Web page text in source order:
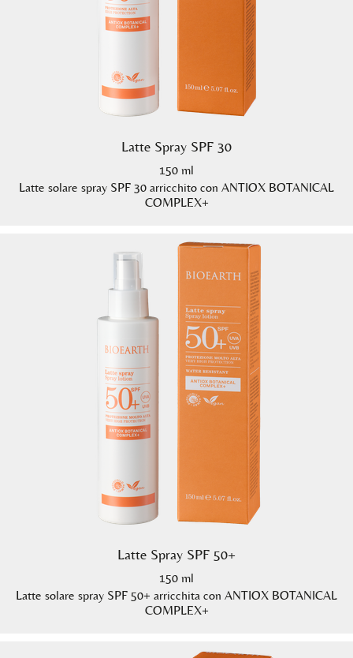
Latte Spray SPF 30
150 ml
Latte solare spray SPF 30 arricchito con ANTIOX BOTANICAL
COMPLEX+
Latte Spray SPF 50+
150 ml
Latte solare spray SPF 50+ arricchita con ANTIOX BOTANICAL
COMPLEX+